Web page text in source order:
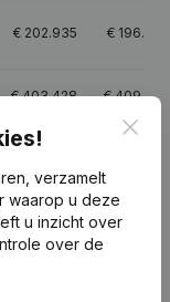
€ 202.935 € 196.358
€403.428 €409.656
verzamelt
waarop u deze
u inzicht over
over de